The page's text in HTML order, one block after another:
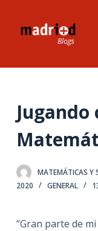
n
n
Jugando
MATEMÁTICAS Y
2020
GENERAL
“Gran parte de